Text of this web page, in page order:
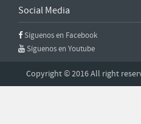
Social Media
Síguenos en Facebook
Síguenos en Youtube
Copyright © 2016 All right